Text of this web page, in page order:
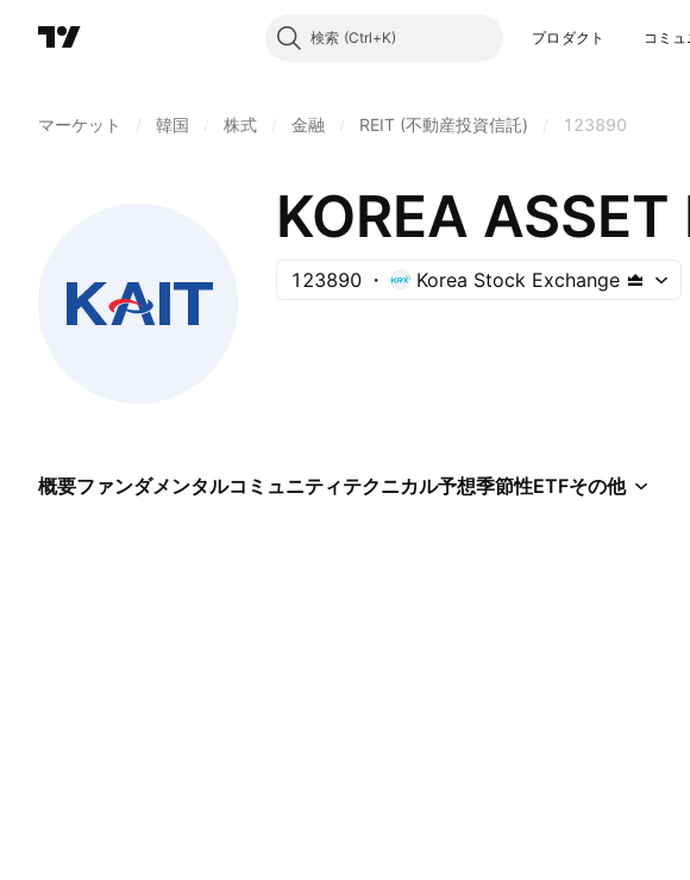
検索 プロダクト コミュ
マーケット 韓国 株式 金融 REIT (不動産投資信託) 123890
KOREA
123890 Korea Stock Exchange
概要ファンダメンタルコミュニティテクニカル予想季節性ETFその他